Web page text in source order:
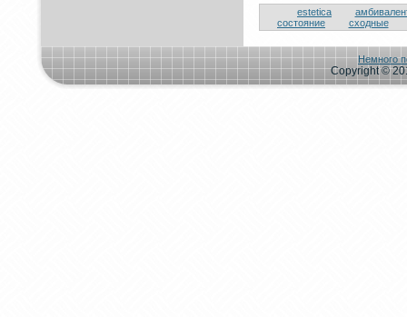
estetica
состoяние
сходные
Немного
Copyright ©